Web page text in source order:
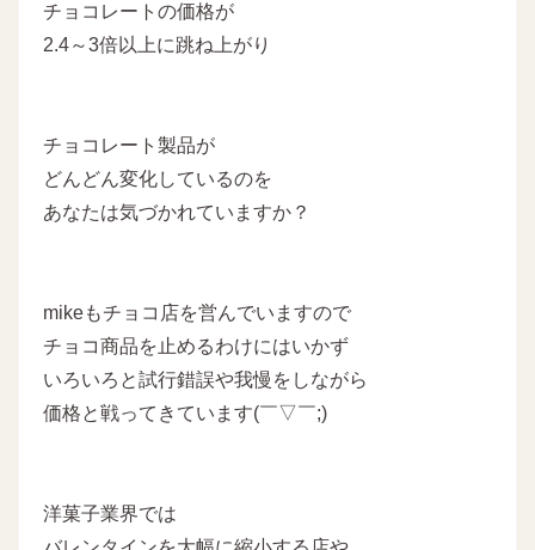
チョコレートの価格が
2.4～3倍以上に跳ね上がり
チョコレート製品が
どんどん変化しているのを
あなたは気づかれていますか？
mikeもチョコ店を営んでいますので
チョコ商品を止めるわけにはいかず
いろいろと試行錯誤や我慢をしながら
価格と戦ってきています(￣▽￣;)
洋菓子業界では